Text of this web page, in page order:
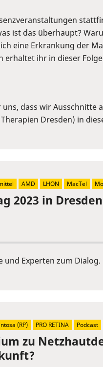
ist das überhaupt?
eine Erkrankung der
erhaltet ihr in dieser
dass wir Ausschnitte
Dresden) in
2023 in
und Experten zum Dialog.
AMD LHON MacTel
zu
(RP) PRO RETINA Podcast